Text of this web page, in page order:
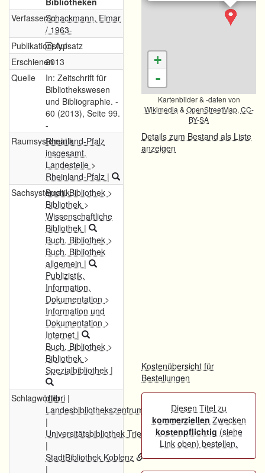
Verfasser/inSchackmann, Elmar
/ 1963-
PublikationstypAufsatz
Erschienen2013
Quelle
In: Zeitschrift für
Bibliothekswesen
und Bibliographie. -
60 (2013), Seite 99.
-
RaumsystematikRheinland-Pfalz
insgesamt.
Landesteile >
Rheinland-Pfalz |
SachsystematikBuch. Bibliothek >
Bibliothek >
Wissenschaftliche
Bibliothek |
Buch. Bibliothek >
Buch. Bibliothek
allgemein |
Publizistik.
Information.
Dokumentation >
Information und
Dokumentation >
Internet |
Buch. Bibliothek >
Bibliothek >
Spezialbibliothek |
Schlagwörter
dilibri |
Landesbibliothekszentrum Rheinland-Pfalz
|
Universitätsbibliothek Trier
|
StadtBibliothek Koblenz
|
+
-
Kartenbilder & -daten von
Wikimedia & OpenStreetMap, CC-
BY-SA
Details zum Bestand als Liste
anzeigen
Kostenübersicht für
Bestellungen
Diesen Titel zu
kommerziellen Zwecken
kostenpflichtig (siehe
Link oben) bestellen.